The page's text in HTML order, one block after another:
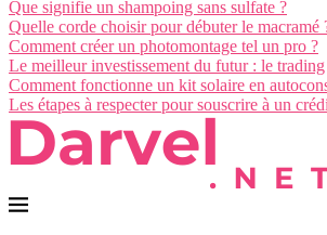
Que signifie un shampoing sans sulfate ?
Quelle corde choisir pour débuter le macramé
Comment créer un photomontage tel un pro ?
Le meilleur investissement du futur : le trading
Comment fonctionne un kit solaire en
Les étapes à respecter pour souscrire à un